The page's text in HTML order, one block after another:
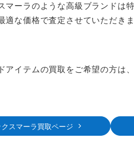
マーラのような高級ブランドは
適な価格で査定させていただき
アイテムの買取をご希望の方は
クスマーラ買取ページ